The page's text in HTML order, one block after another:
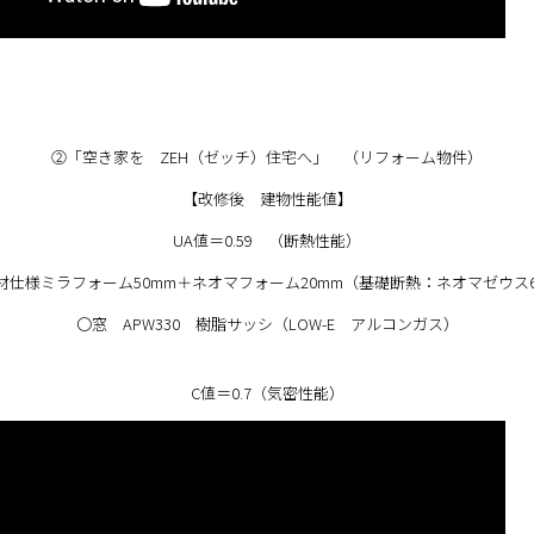
②「空き家を ZEH（ゼッチ）住宅へ」 （リフォーム物件）
【改修後 建物性能値】
UA値＝0.59 （断熱性能）
仕様ミラフォーム50mm＋ネオマフォーム20mm（基礎断熱：ネオマゼウス
〇窓 APW330 樹脂サッシ（LOW-E アルコンガス）
C値＝0.7（気密性能）